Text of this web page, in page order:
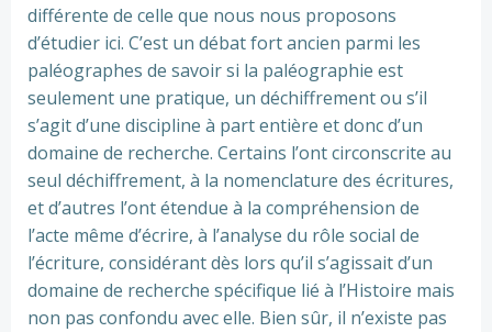
différente de celle que nous nous proposons
d’étudier ici. C’est un débat fort ancien parmi les
paléographes de savoir si la paléographie est
seulement une pratique, un déchiffrement ou s’il
s’agit d’une discipline à part entière et donc d’un
domaine de recherche. Certains l’ont circonscrite au
seul déchiffrement, à la nomenclature des écritures,
et d’autres l’ont étendue à la compréhension de
l’acte même d’écrire, à l’analyse du rôle social de
l’écriture, considérant dès lors qu’il s’agissait d’un
domaine de recherche spécifique lié à l’Histoire mais
non pas confondu avec elle. Bien sûr, il n’existe pas